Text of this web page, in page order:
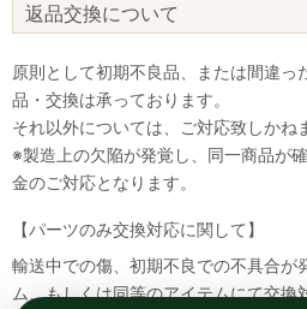
返品交換について
原則として初期不良品、または間違っ
品・交換は承っております。
それ以外については、ご対応致しかね
※製造上の欠陥が発覚し、同一商品が
金のご対応となります。
【パーツのみ交換対応に関して】
輸送中での傷、初期不良での不具合が
ム、もしくは同等のアイテムにて交換